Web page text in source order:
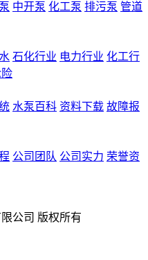
中开泵 化工泵 排污泵 管道
石化行业 电力行业 化工行
水泵百科 资料下载 故障报
公司团队 公司实力 荣誉资
公司 版权所有